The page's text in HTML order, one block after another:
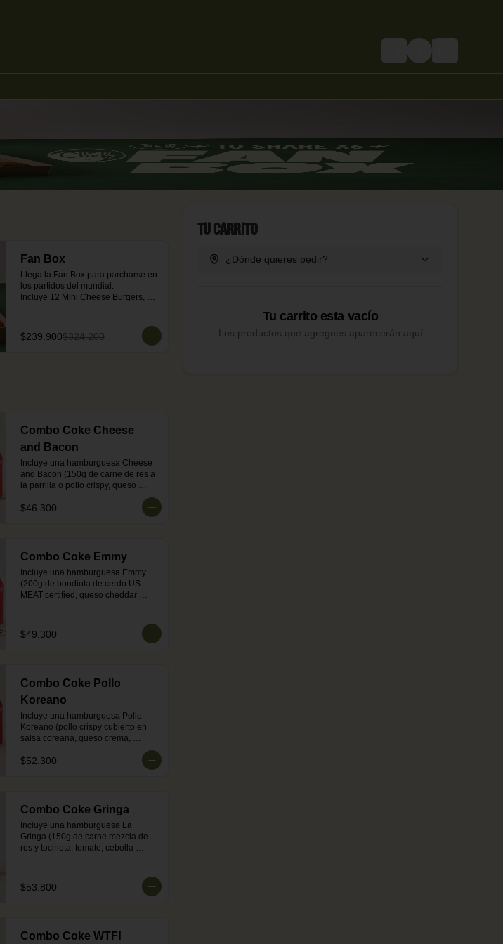
Login
Fan Box
Llega la Fan Box para parcharse en
los partidos del mundial.
Incluye 12 Mini Cheese Burgers, 3
porción de Honey Chicken Bites, 1
porción de Korean Chicken Bites y 5
$239.900$324.200
Combo Coke Cheese
and Bacon
Incluye una hamburguesa Cheese
and Bacon (150g de carne de res a
la parrilla o pollo crispy, queso
americano tipo cheddar, tocineta,
lechuga, tomate, cebolla, salsa de
ensalada) + una Coca-Cola Zero.
$46.300
Combo Coke Emmy
Incluye una hamburguesa Emmy
(200g de bondiola de cerdo US
MEAT certified, queso cheddar
pan brioche dorado en mantequilla)
+ acompañamiento (papas o
cocción.
$49.300
Combo Coke Pollo
Koreano
Incluye una hamburguesa Pollo
Koreano (pollo crispy cubierto en
salsa coreana, queso crema,
salsa ranch en pan brioche dorado
en mantequilla) + acompañamiento
$52.300
Combo Coke Gringa
Incluye una hamburguesa La
Gringa (150g de carne mezcla de
res y tocineta, tomate, cebolla
pan brioche dorado en mantequilla)
+ acompañamiento (papas o
tras su cocción.
$53.800
Combo Coke WTF!
TU CARRITO
¿Dónde quieres pedir?
Tu carrito esta vacío
Los productos que agregues aparecerán aquí